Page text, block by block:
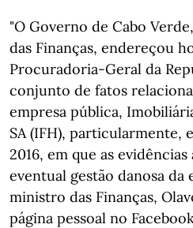
"O Governo de Cabo
das Finanças, endereçou
Procuradoria-Geral da
conjunto de fatos
empresa pública,
SA (IFH), particularmente,
2016, em que as
eventual gestão danosa da
ministro das Finanças,
página pessoal no